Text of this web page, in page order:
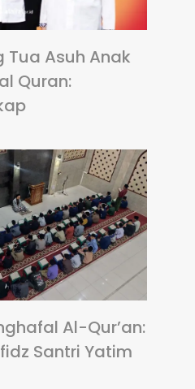
Tua Asuh Anak
Quran:
Al-Qur’an:
Santri Yatim